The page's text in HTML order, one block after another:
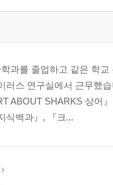
과를 졸업하고 같은 학
러스 연구실에서 근무했
ABOUT SHARKS 상어
식백과』, 『크...